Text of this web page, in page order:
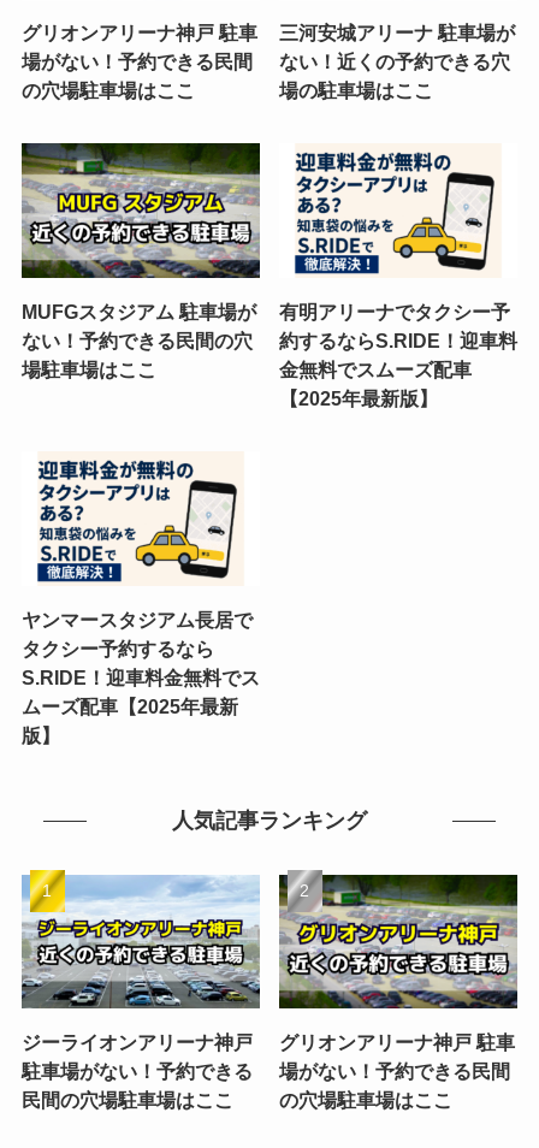
グリオンアリーナ神戸 駐車
場がない！予約できる民間
の穴場駐車場はここ
三河安城アリーナ 駐車場が
ない！近くの予約できる穴
場の駐車場はここ
MUFGスタジアム 駐車場が
ない！予約できる民間の穴
場駐車場はここ
有明アリーナでタクシー予
約するならS.RIDE！迎車料
金無料でスムーズ配車
【2025年最新版】
ヤンマースタジアム長居で
タクシー予約するなら
S.RIDE！迎車料金無料でス
ムーズ配車【2025年最新
版】
人気記事ランキング
ジーライオンアリーナ神戸
駐車場がない！予約できる
民間の穴場駐車場はここ
グリオンアリーナ神戸 駐車
場がない！予約できる民間
の穴場駐車場はここ